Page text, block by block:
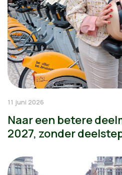
11 juni 2026
Naar een betere
2027, zonder